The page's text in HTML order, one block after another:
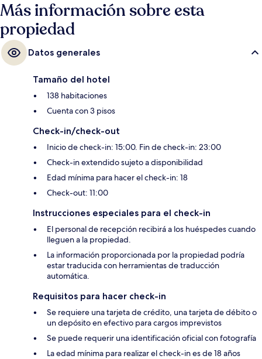
Más información sobre esta
propiedad
Datos generales
Tamaño del hotel
138 habitaciones
Cuenta con 3 pisos
Check-in/check-out
Inicio de check-in: 15:00. Fin de check-in: 23:00
Check-in extendido sujeto a disponibilidad
Edad mínima para hacer el check-in: 18
Check-out: 11:00
Instrucciones especiales para el check-in
El personal de recepción recibirá a los huéspedes cuando
lleguen a la propiedad.
La información proporcionada por la propiedad podría
estar traducida con herramientas de traducción
automática.
Requisitos para hacer check-in
Se requiere una tarjeta de crédito, una tarjeta de débito o
un depósito en efectivo para cargos imprevistos
Se puede requerir una identificación oficial con fotografía
La edad mínima para realizar el check-in es de 18 años